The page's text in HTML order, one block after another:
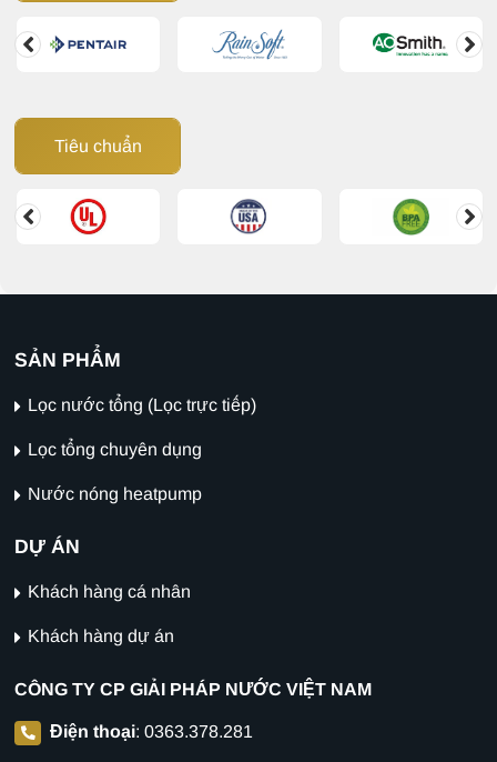
Tiêu chuẩn
CÔNG TY CP GIẢI PHÁP NƯỚC VIỆT NAM
Điện thoại: 0363.378.281
SẢN PHẨM
Lọc nước tổng (Lọc trực tiếp)
Lọc tổng chuyên dụng
Nước nóng heatpump
DỰ ÁN
Khách hàng cá nhân
Khách hàng dự án